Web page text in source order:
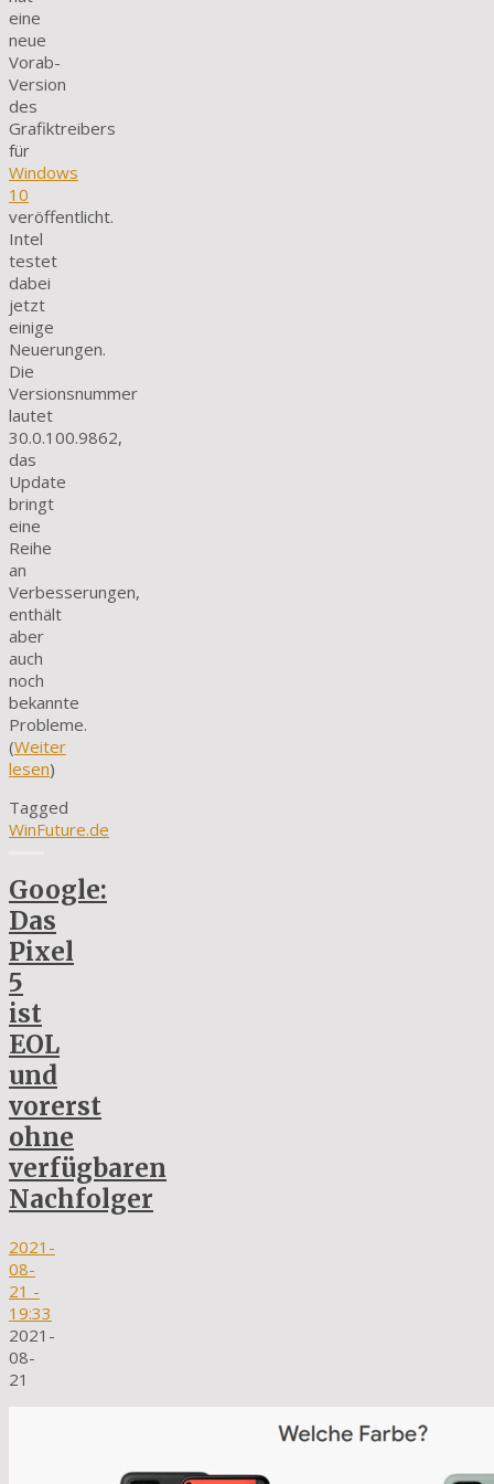
eine
neue
Vorab-
Version
des
Grafiktreibers
für
Windows
10
veröffentlicht.
Intel
testet
dabei
jetzt
einige
Neuerungen.
Die
Versionsnummer
lautet
30.0.100.9862,
das
Update
bringt
eine
Reihe
an
Verbesserungen,
enthält
aber
auch
noch
bekannte
Probleme.
(Weiter
lesen)
Tagged
WinFuture.de
Google:
Das
Pixel
5
ist
EOL
und
vorerst
ohne
verfügbaren
Nachfolger
2021-
08-
21 -
19:33
2021-
08-
21